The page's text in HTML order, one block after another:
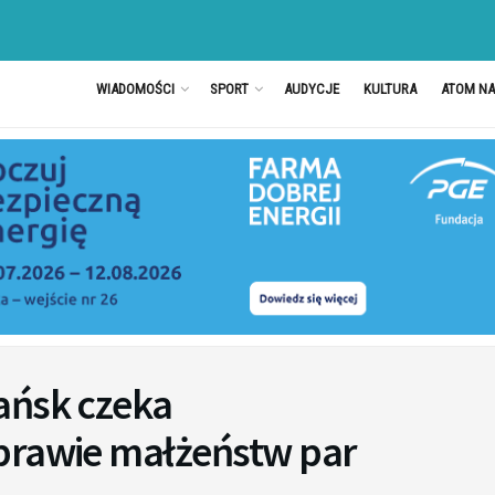
WIADOMOŚCI SPORT AUDYCJE KULTURA ATOM
czeka
małżeństw par